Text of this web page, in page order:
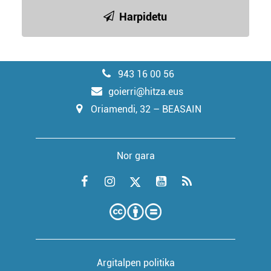
Harpidetu
943 16 00 56
goierri@hitza.eus
Oriamendi, 32 – BEASAIN
Nor gara
Argitalpen politika